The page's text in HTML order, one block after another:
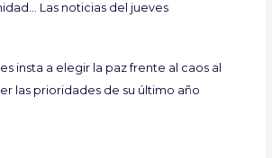
Las noticias del jueves
insta a elegir la paz frente al caos al
las prioridades de su último año